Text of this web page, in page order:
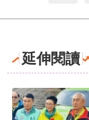
延伸閱讀